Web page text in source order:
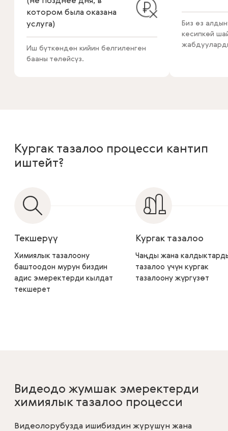
котором была оказана
услуга)
Иш бүткөндөн кийин белгиленген
бааны төлөйсүз.
Биз өз
кесипкөй
Кургак тазалоо процесси кантип
иштейт?
Текшерүү
Химиялык тазалоону
баштоодон мурун биздин
адис эмеректерди кылдат
текшерет
Кургак тазалоо
Чаңды жана
тазалоо үчүн кургак
тазалоону жүргүзөт
Видеодо жумшак эмеректерди
химиялык тазалоо процесси
Видеолорубузда ишибиздин жүрүшүн жана